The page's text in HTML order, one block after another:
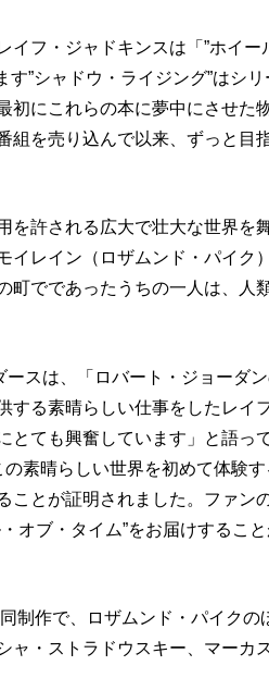
フ・ジャドキンスは「”ホイー
”シャドウ・ライジング”はシリ
初にこれらの本に夢中にさせた
組を売り込んで以来、ずっと目
を許される広大で壮大な世界を
レイン（ロザムンド・パイク）
町でであったうちの一人は、人
スは、「ロバート・ジョーダ
する素晴らしい仕事をしたレイ
とても興奮しています」と語っ
素晴らしい世界を初めて体験す
ことが証明されました。ファン
オブ・タイム”をお届けするこ
制作で、ロザムンド・パイクの
ャ・ストラドウスキー、マーカ